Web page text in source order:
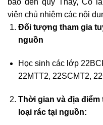
báo đến quý Thầy, Cô
viên chủ nhiệm các nội
Đối tượng tham gia
nguồn
Học sinh các lớp
22MTT2, 22SCMT2,
Thời gian và địa
loại rác tại nguồn: